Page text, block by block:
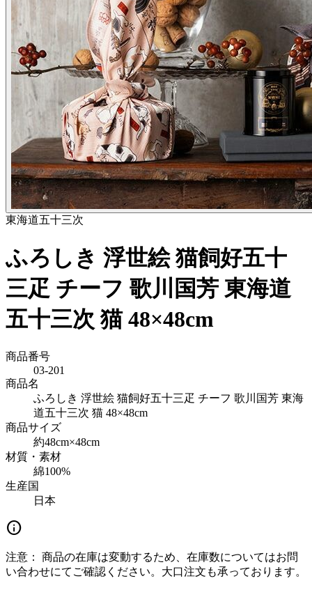
東海道五十三次
ふろしき 浮世絵 猫飼好五十
三疋 チーフ 歌川国芳 東海道
五十三次 猫 48×48cm
商品番号
03-201
商品名
ふろしき 浮世絵 猫飼好五十三疋 チーフ 歌川国芳 東海
道五十三次 猫 48×48cm
商品サイズ
約48cm×48cm
材質・素材
綿100%
生産国
日本
info
注意：
商品の在庫は変動するため、在庫数についてはお問
い合わせにてご確認ください。大口注文も承っております。